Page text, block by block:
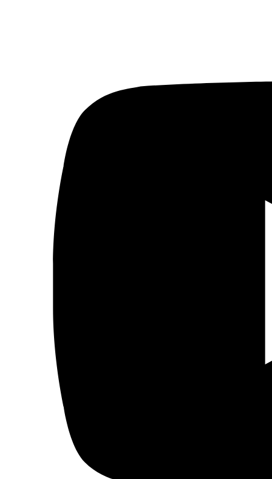
© 2026 Fundación Al Fanar. Todos los derechos
Aviso legal
Política de cookies
Términos y condiciones
Política de privacidad